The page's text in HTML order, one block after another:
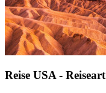
Reise USA - Reiseart